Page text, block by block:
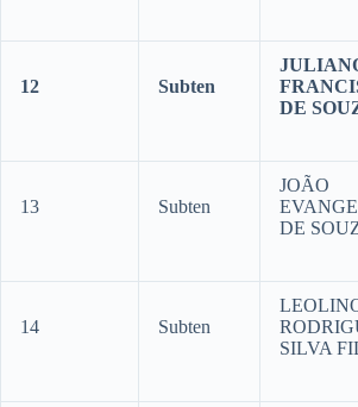
12 Subten
DE
13 Subten
JOÃO
DE
14 Subten
SILVA